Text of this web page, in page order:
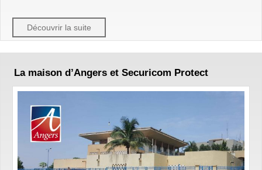
Découvrir la suite
La maison d’Angers et Securicom Protect